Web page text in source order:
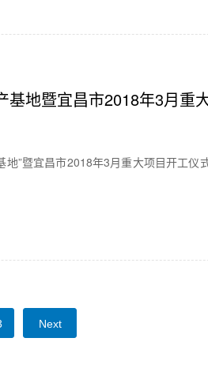
基地暨宜昌市2018年3月重
”暨宜昌市2018年3月重大项目开工仪
Next